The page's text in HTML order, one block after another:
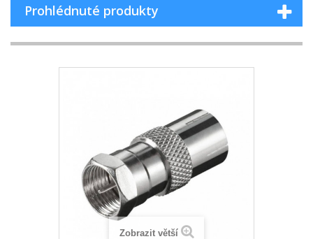
Prohlédnuté produkty
Zobrazit větší